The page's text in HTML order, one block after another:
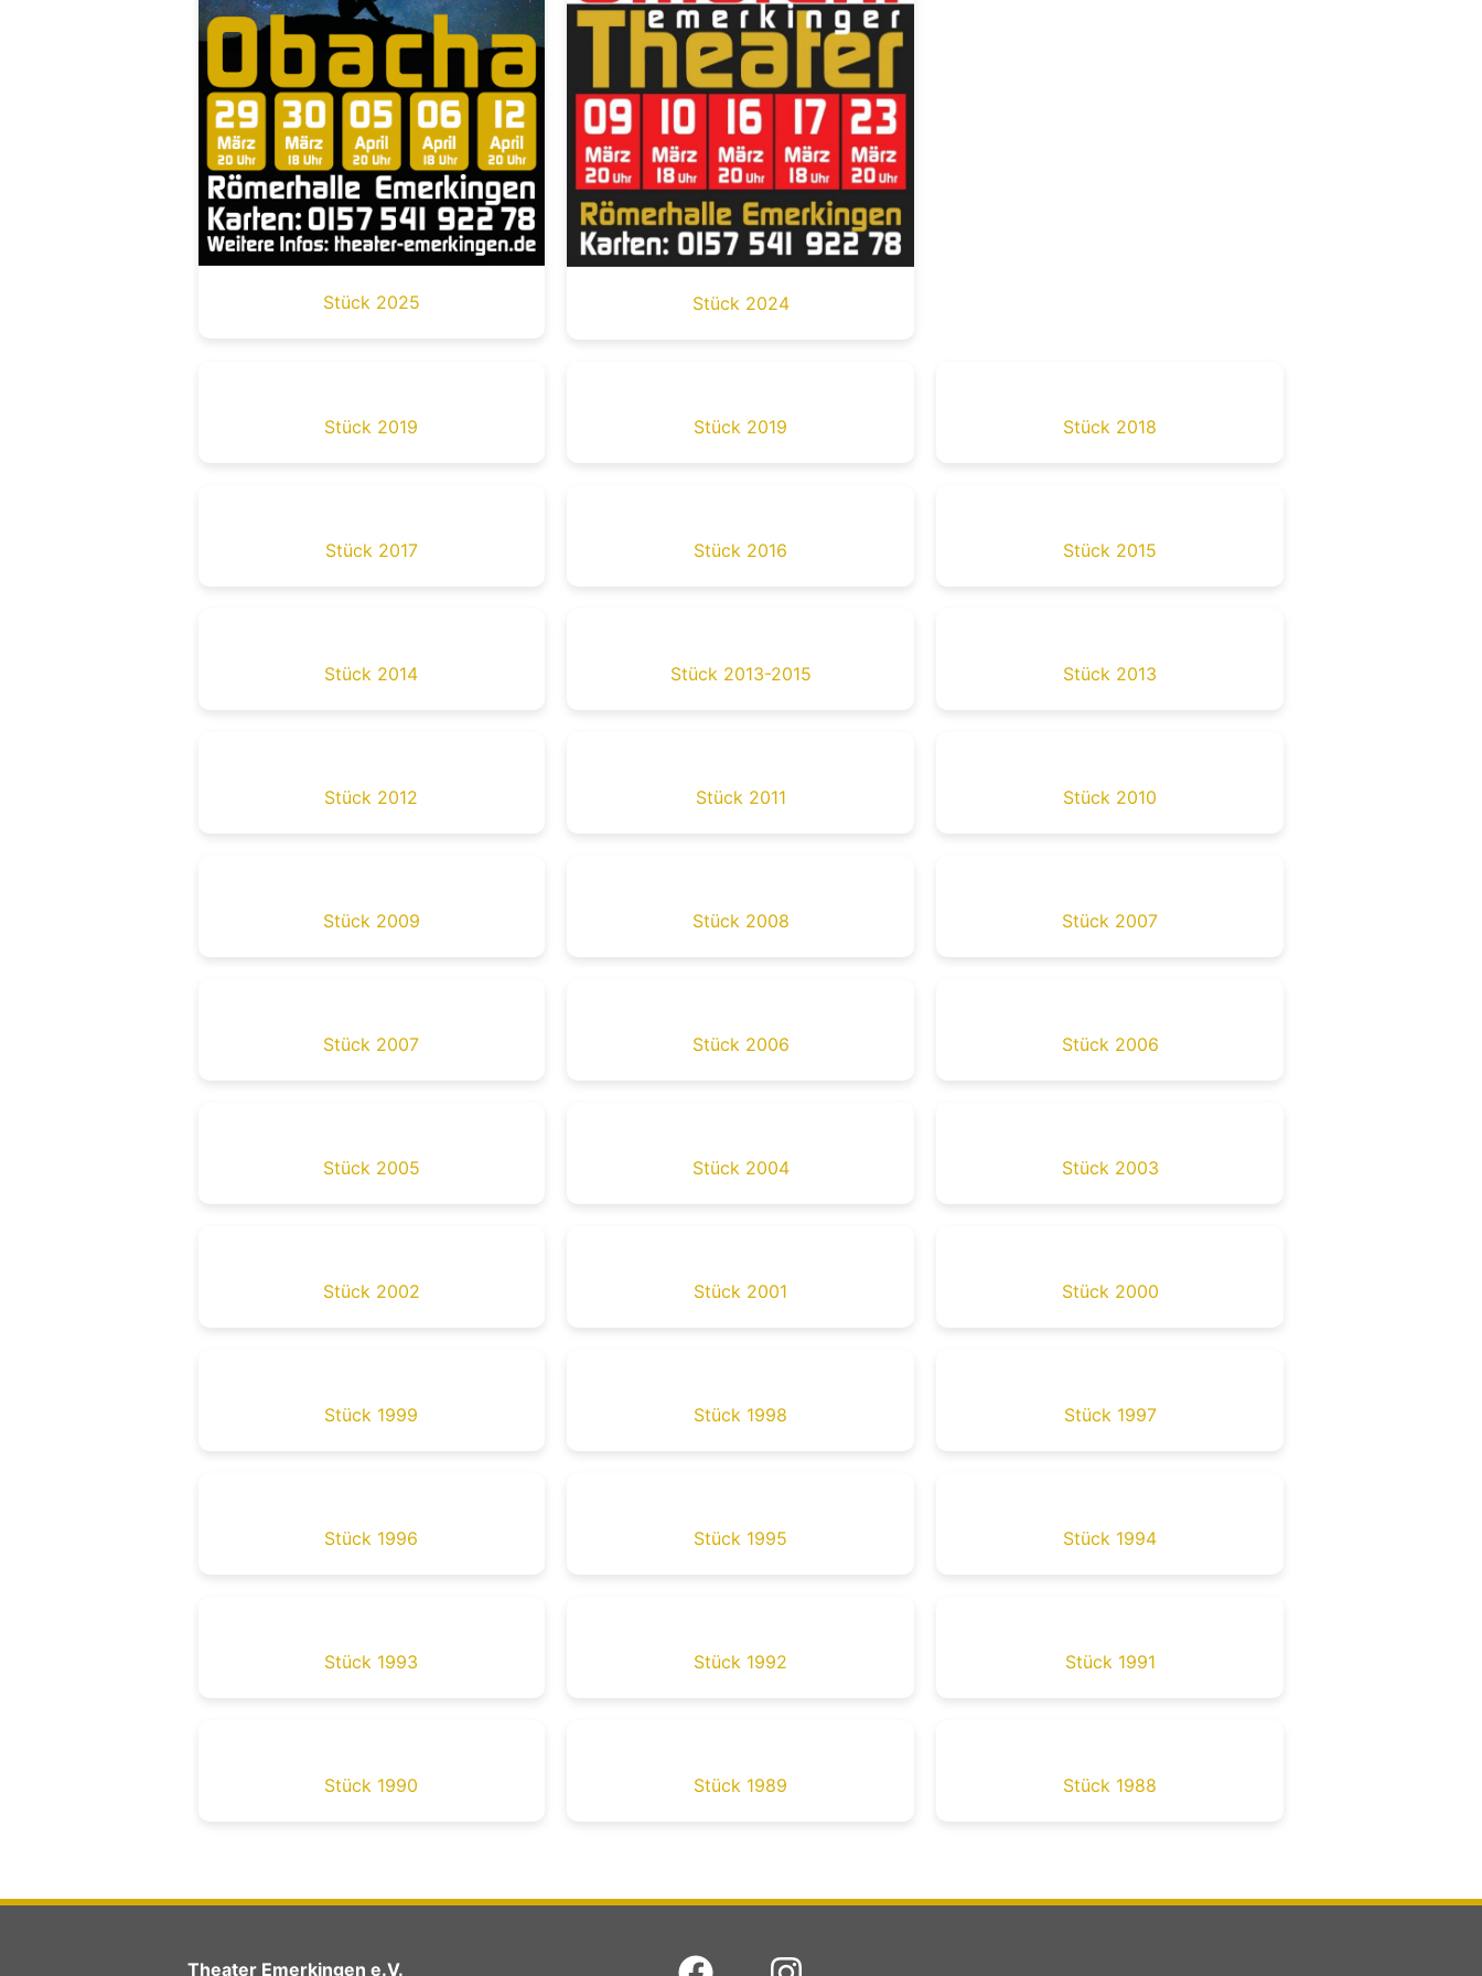
Stück 2025 Stück 2024
Stück 2019 Stück 2019 Stück 2018
Stück 2017 Stück 2016 Stück 2015
Stück 2014 Stück 2013-2015 Stück 2013
Stück 2012 Stück 2011 Stück 2010
Stück 2009 Stück 2008 Stück 2007
Stück 2007 Stück 2006 Stück 2006
Stück 2005 Stück 2004 Stück 2003
Stück 2002 Stück 2001 Stück 2000
Stück 1999 Stück 1998 Stück 1997
Stück 1996 Stück 1995 Stück 1994
Stück 1993 Stück 1992 Stück 1991
Stück 1990 Stück 1989 Stück 1988
Theater Emerkingen e.V.